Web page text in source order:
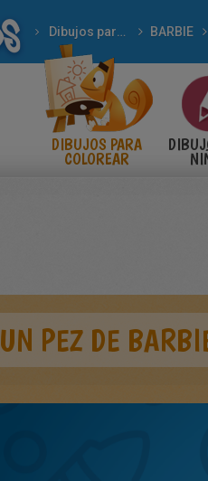
Dibujos para Colorear BARBIE
DIBUJOS PARA
COLOREAR
UN PEZ DE